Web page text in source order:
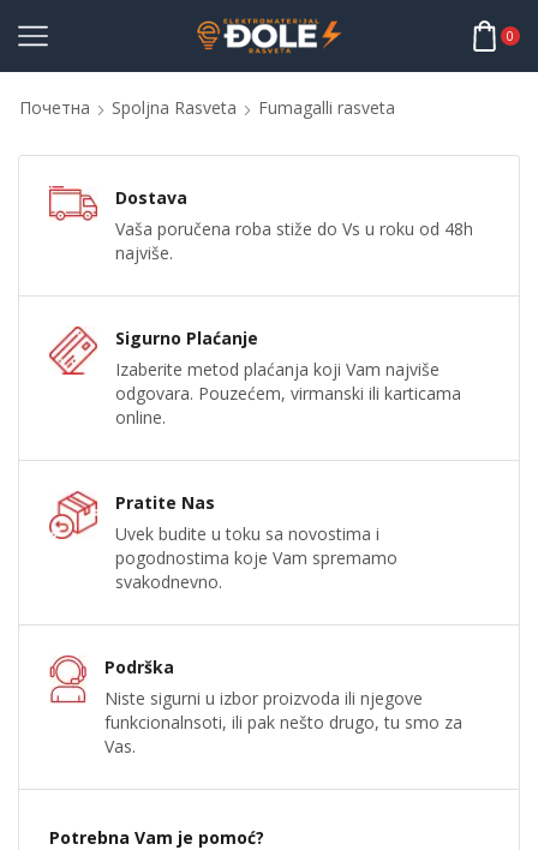
0
Почетна Spoljna Rasveta Fumagalli rasveta
Dostava
Vaša poručena roba stiže do Vs u roku od 48h
najviše.
Sigurno Plaćanje
Izaberite metod plaćanja koji Vam najviše
odgovara. Pouzećem, virmanski ili karticama
online.
Pratite Nas
Uvek budite u toku sa novostima i
pogodnostima koje Vam spremamo
svakodnevno.
Podrška
Niste sigurni u izbor proizvoda ili njegove
funkcionalnsoti, ili pak nešto drugo, tu smo za
Vas.
Potrebna Vam je pomoć?